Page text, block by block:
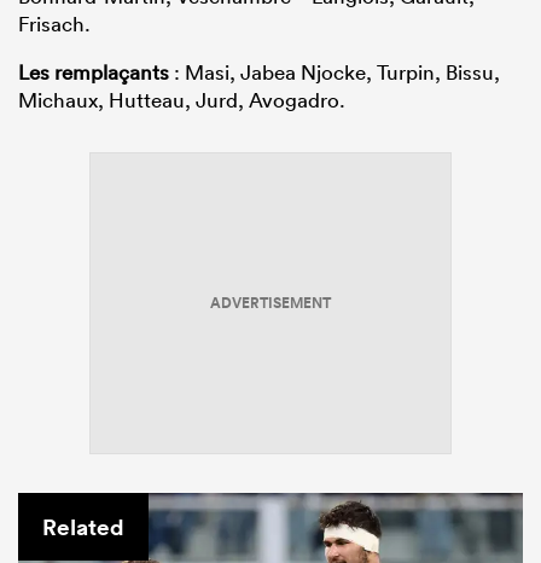
Frisach.
Les remplaçants : Masi, Jabea Njocke, Turpin, Bissu,
Michaux, Hutteau, Jurd, Avogadro.
ADVERTISEMENT
Related